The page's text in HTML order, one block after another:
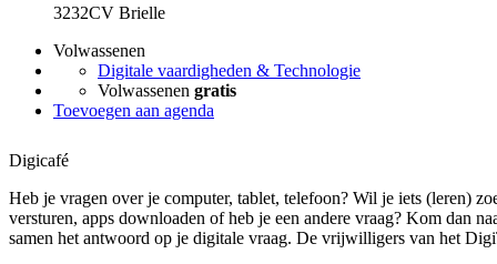
3232CV Brielle
Volwassenen
Digitale vaardigheden & Technologie
Volwassenen gratis
Toevoegen aan agenda
Digicafé
Heb je vragen over je computer, tablet, telefoon? Wil je iets (leren)
versturen, apps downloaden of heb je een andere vraag? Kom dan
samen het antwoord op je digitale vraag. De vrijwilligers van het